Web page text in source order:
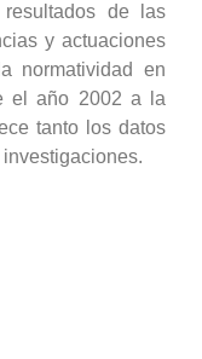
de las
y actuaciones
normatividad en
el año 2002 a la
tanto los datos